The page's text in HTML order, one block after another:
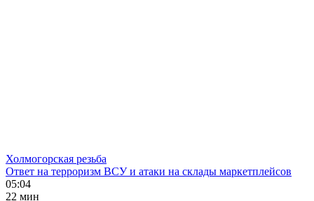
Холмогорская резьба
Ответ на терроризм ВСУ и атаки на склады маркетплейсов
05:04
22 мин